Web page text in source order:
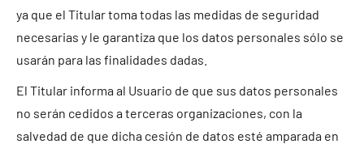
ya que el Titular toma todas las medidas de seguridad
necesarias y le garantiza que los datos personales sólo se
usarán para las finalidades dadas.
El Titular informa al Usuario de que sus datos personales
no serán cedidos a terceras organizaciones, con la
salvedad de que dicha cesión de datos esté amparada en